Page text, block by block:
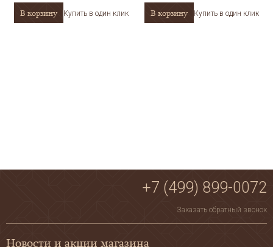
В корзину Купить в один клик В корзину Купить в один клик
+7 (499) 899-0072
Заказать обратный звонок
Новости и акции магазина